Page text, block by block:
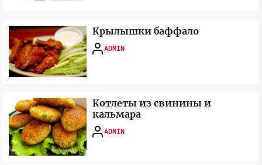
Крылышки баффало
ADMIN
Котлеты из свинины и
кальмара
ADMIN